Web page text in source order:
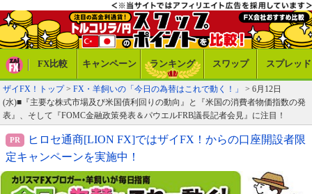
FX比較 キャンペーン ランキング スワップ スプレッド
ザイFX！トップ> FX・羊飼いの「今日の為替はこれで動く！」
> 6月12日
(水)■『主要な株式市場及び米国債利回りの動向』と『米国の消費者物価指数の発
表』、そして『FOMC金融政策発表＆パウエルFRB議長記者会見』に注目！
ヒロセ通商[LION FX]ではザイFX！からの口座開設者限
定キャンペーンを実施中！